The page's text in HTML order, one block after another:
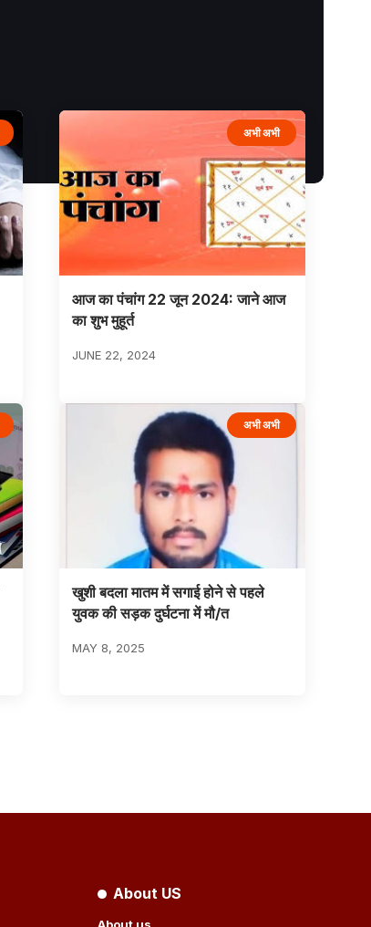
अभी अभी
आज का पंचांग 22 जून 2024: जाने आज
का शुभ मुहूर्त
JUNE 22, 2024
अभी अभी
खुशी बदला मातम में सगाई होने से पहले
युवक की सड़क दुर्घटना में मौ/त
MAY 8, 2025
About US